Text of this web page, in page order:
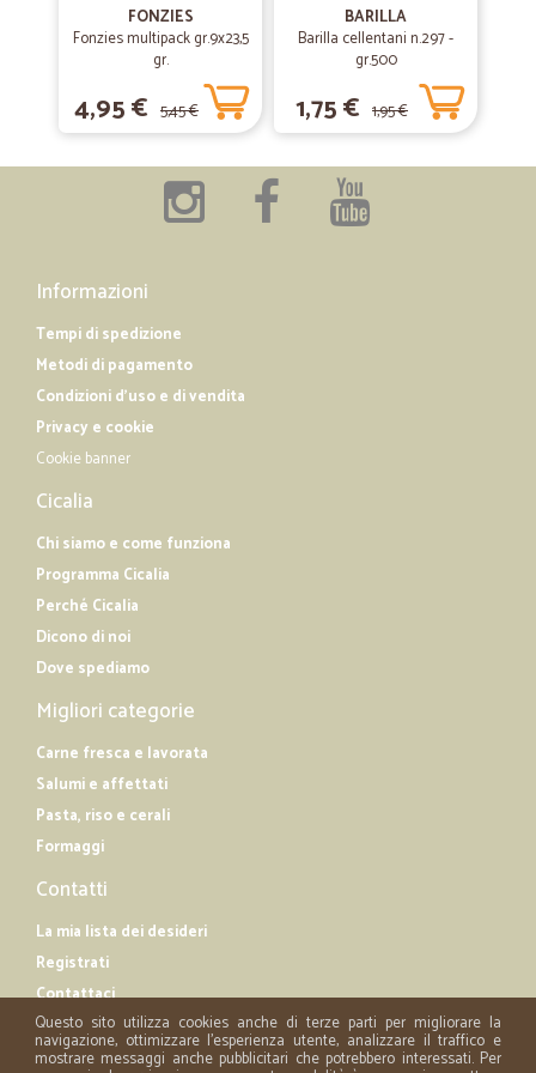
giorno i prodotti erano già a casa mia). Qualità eccezionale, ottima
scelta, buoni prezzi. Tutto perfetto!
04/12/2018
—Francesco S.
Mi sono trovato benissimo
FONZIES
Fonzies multipack gr.9x23,5
gr.
4,95 € 5,45 €
BARILLA
Barilla cellentani n.297 -
gr.500
1,75 € 1,95 €
Informazioni
Tempi di spedizione
Metodi di pagamento
Condizioni d'uso e di vendita
Privacy e cookie
Cookie banner
Cicalia
Chi siamo e come funziona
Programma Cicalia
Perché Cicalia
Dicono di noi
Dove spediamo
Migliori categorie
Carne fresca e lavorata
Salumi e affettati
Pasta, riso e cerali
Formaggi
Contatti
La mia lista dei desideri
Registrati
Contattaci
Questo sito utilizza cookies anche di terze parti per migliorare la
navigazione, ottimizzare l'esperienza utente, analizzare il traffico e
mostrare messaggi anche pubblicitari che potrebbero interessati. Per